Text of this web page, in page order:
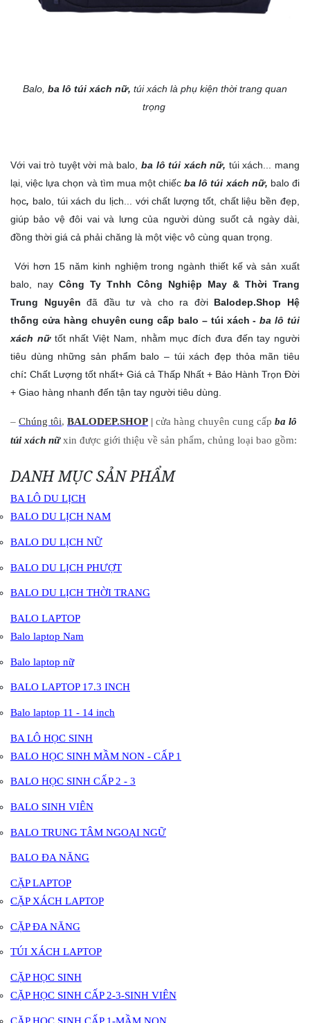
Balo, ba lô túi xách nữ, túi xách là phụ kiện thời trang quan
trọng
Với vai trò tuyệt vời mà balo, ba lô túi xách nữ, túi xách... mang
lại, việc lựa chọn và tìm mua một chiếcba lô túi xách nữ, balo đi
học, balo, túi xách du lịch... với chất lượng tốt, chất liệu bền đẹp,
giúp bảo vệ đôi vai và lưng của người dùng suốt cả ngày dài,
đồng thời giá cả phải chăng là một việc vô cùng quan trọng.
Với hơn 15 năm kinh nghiệm trong ngành thiết kế và sản xuất
balo, nay Công Ty Tnhh Công Nghiệp May & Thời Trang
Trung Nguyên đã đầu tư và cho ra đời Balodep.Shop
Hệ
thống cửa hàng chuyên cung cấp balo – túi xách -ba lô túi
xách nữ tốt nhất Việt Nam, nhằm mục đích đưa đến tay người
tiêu dùng những sản phẩm balo – túi xách đẹp thỏa mãn tiêu
chí: Chất Lượng tốt nhất+ Giá cả Thấp Nhất + Bảo Hành Trọn Đời
+ Giao hàng nhanh đến tận tay người tiêu dùng.
– Chúng tôi, BALODEP.SHOP | cửa hàng chuyên cung cấp ba lô
túi xách nữxin được giới thiệu về sản phẩm, chủng loại bao gồm:
DANH MỤC SẢN PHẨM
BA LÔ DU LỊCH
BALO DU LỊCH NAM
BALO DU LỊCH NỮ
BALO DU LỊCH PHƯỢT
BALO DU LỊCH THỜI TRANG
BALO LAPTOP
Balo laptop Nam
Balo laptop nữ
BALO LAPTOP 17.3 INCH
Balo laptop 11 - 14 inch
BA LÔ HỌC SINH
BALO HỌC SINH MẦM NON - CẤP 1
BALO HỌC SINH CẤP 2 - 3
BALO SINH VIÊN
BALO TRUNG TÂM NGOẠI NGỮ
BALO ĐA NĂNG
CẶP LAPTOP
CẶP XÁCH LAPTOP
CẶP ĐA NĂNG
TÚI XÁCH LAPTOP
CẶP HỌC SINH
CẶP HỌC SINH CẤP 2-3-SINH VIÊN
CẶP HỌC SINH CẤP 1-MẦM NON